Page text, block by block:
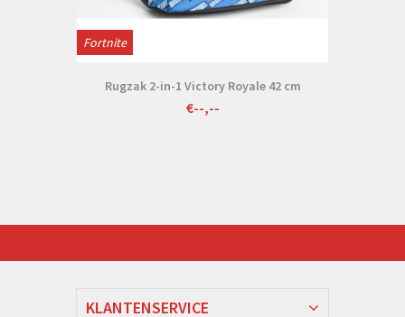
Fortnite
Rugzak 2-in-1 Victory Royale 42 cm
€--,--
KLANTENSERVICE